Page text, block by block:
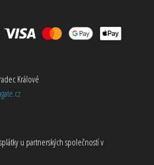
Králové
u partnerských společností v